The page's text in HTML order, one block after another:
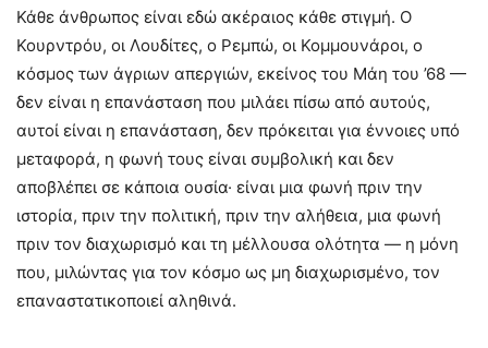
Κάθε άνθρωπος είναι εδώ ακέραιος κάθε στιγμή. Ο
Κουρντρόυ, οι Λουδίτες, ο Ρεμπώ, οι Κομμουνάροι, ο
κόσμος των άγριων απεργιών, εκείνος του Μάη του ’68 —
δεν είναι η επανάσταση που μιλάει πίσω από αυτούς,
αυτοί είναι η επανάσταση, δεν πρόκειται για έννοιες υπό
μεταφορά, η φωνή τους είναι συμβολική και δεν
αποβλέπει σε κάποια ουσία· είναι μια φωνή πριν την
ιστορία, πριν την πολιτική, πριν την αλήθεια, μια φωνή
πριν τον διαχωρισμό και τη μέλλουσα ολότητα — η μόνη
που, μιλώντας για τον κόσμο ως μη διαχωρισμένο, τον
επαναστατικοποιεί αληθινά.